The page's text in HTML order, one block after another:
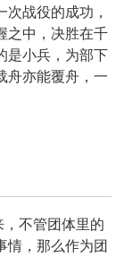
战役的成功，
之中，决胜在千
是小兵，为部下
舟亦能覆舟，一
，不管团体里的
情，那么作为团